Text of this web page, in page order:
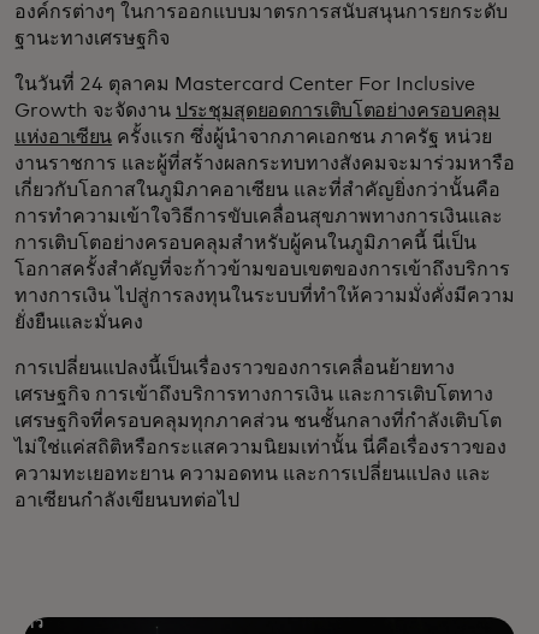
องค์กรต่างๆ ในการออกแบบมาตรการสนับสนุนการยกระดับ
ฐานะทางเศรษฐกิจ
ในวันที่ 24 ตุลาคม Mastercard Center For Inclusive
Growth จะจัดงาน ประชุมสุดยอดการเติบโตอย่างครอบคลุม
แห่งอาเซียน ครั้งแรก ซึ่งผู้นำจากภาคเอกชน ภาครัฐ หน่วย
งานราชการ และผู้ที่สร้างผลกระทบทางสังคมจะมาร่วมหารือ
เกี่ยวกับโอกาสในภูมิภาคอาเซียน และที่สำคัญยิ่งกว่านั้นคือ
การทำความเข้าใจวิธีการขับเคลื่อนสุขภาพทางการเงินและ
การเติบโตอย่างครอบคลุมสำหรับผู้คนในภูมิภาคนี้ นี่เป็น
โอกาสครั้งสำคัญที่จะก้าวข้ามขอบเขตของการเข้าถึงบริการ
ทางการเงิน ไปสู่การลงทุนในระบบที่ทำให้ความมั่งคั่งมีความ
ยั่งยืนและมั่นคง
การเปลี่ยนแปลงนี้เป็นเรื่องราวของการเคลื่อนย้ายทาง
เศรษฐกิจ การเข้าถึงบริการทางการเงิน และการเติบโตทาง
เศรษฐกิจที่ครอบคลุมทุกภาคส่วน ชนชั้นกลางที่กำลังเติบโต
ไม่ใช่แค่สถิติหรือกระแสความนิยมเท่านั้น นี่คือเรื่องราวของ
ความทะเยอทะยาน ความอดทน และการเปลี่ยนแปลง และ
อาเซียนกำลังเขียนบทต่อไป
คิ้ว